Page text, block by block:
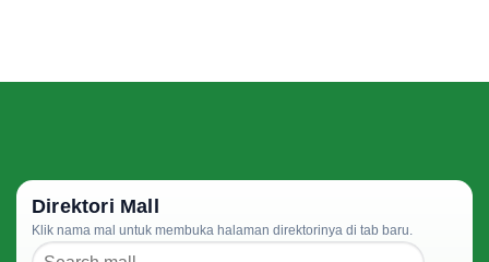
Direktori Mall
Klik nama mal untuk membuka halaman direktorinya di tab baru.